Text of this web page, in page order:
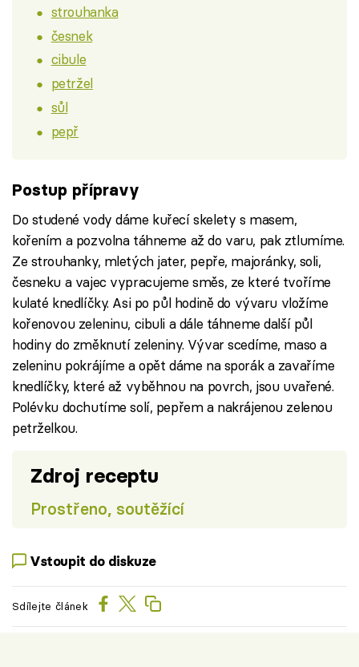
strouhanka
česnek
cibule
petržel
sůl
pepř
Postup přípravy
Do studené vody dáme kuřecí skelety s masem,
kořením a pozvolna táhneme až do varu, pak ztlumíme.
Ze strouhanky, mletých jater, pepře, majoránky, soli,
česneku a vajec vypracujeme směs, ze které tvoříme
kulaté knedlíčky. Asi po půl hodině do vývaru vložíme
kořenovou zeleninu, cibuli a dále táhneme další půl
hodiny do změknutí zeleniny. Vývar scedíme, maso a
zeleninu pokrájíme a opět dáme na sporák a zavaříme
knedlíčky, které až vyběhnou na povrch, jsou uvařené.
Polévku dochutíme solí, pepřem a nakrájenou zelenou
petrželkou.
Zdroj receptu
Prostřeno, soutěžící
Vstoupit do diskuze
Sdílejte článek